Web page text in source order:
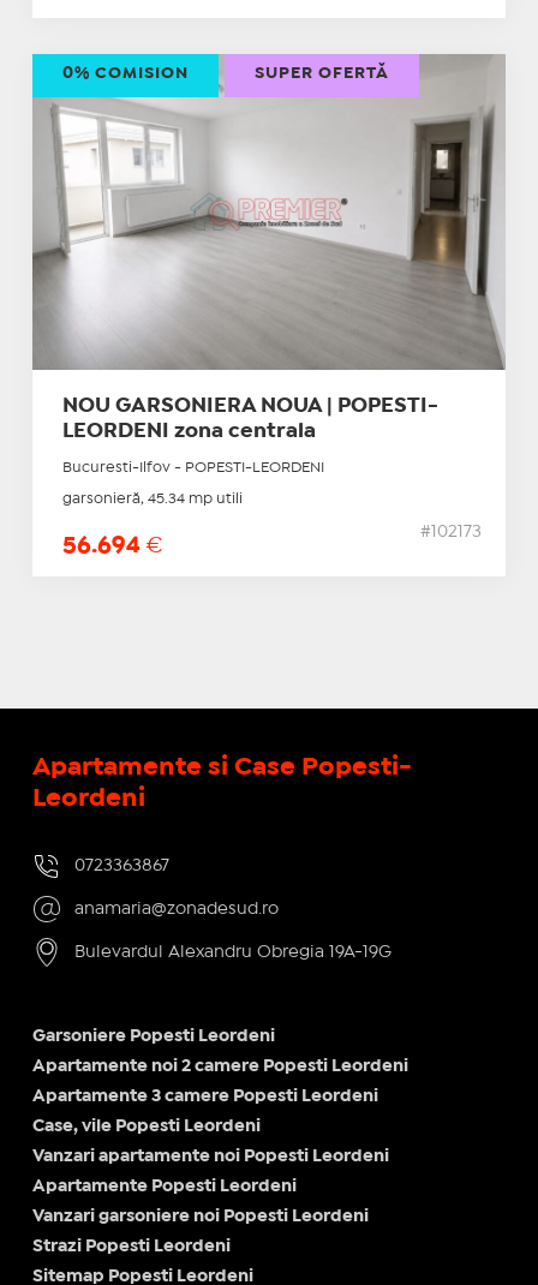
NOU GARSONIERA NOUA | POPESTI-
LEORDENI zona centrala
Bucuresti-Ilfov - POPESTI-LEORDENI
garsonieră, 45.34 mp utili
56.694 €
#102173
0% COMISION SUPER OFERTĂ
Apartamente si Case Popesti-
Leordeni
0723363867
anamaria@zonadesud.ro
Bulevardul Alexandru Obregia 19A-19G
Garsoniere Popesti Leordeni
Apartamente noi 2 camere Popesti Leordeni
Apartamente 3 camere Popesti Leordeni
Case, vile Popesti Leordeni
Vanzari apartamente noi Popesti Leordeni
Apartamente Popesti Leordeni
Vanzari garsoniere noi Popesti Leordeni
Strazi Popesti Leordeni
Sitemap Popesti Leordeni